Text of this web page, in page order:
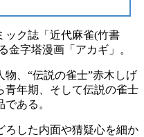
ック誌「近代麻雀(竹書
金字塔漫画「アカギ」。
物、“伝説の雀士”赤木しげ
青年期、そして伝説の雀士
ある。
ろした内面や猜疑心を細か